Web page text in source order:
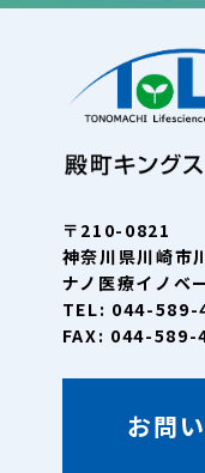
〒210-0821
神奈川県川崎
ナノ医療イノベ
TEL: 044-589-
FAX: 044-589-
お問